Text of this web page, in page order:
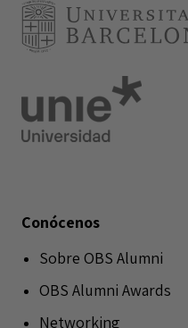
Conócenos
Sobre OBS Alumni
OBS Alumni Awards
Networking